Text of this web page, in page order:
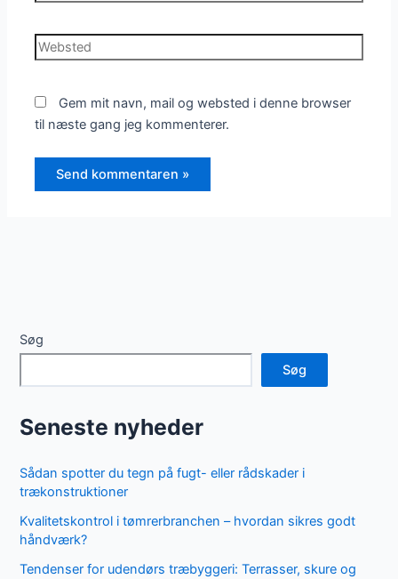
Websted
Gem mit navn, mail og websted i denne browser
til næste gang jeg kommenterer.
Søg
Søg
Seneste nyheder
Sådan spotter du tegn på fugt- eller rådskader i
trækonstruktioner
Kvalitetskontrol i tømrerbranchen – hvordan sikres godt
håndværk?
Tendenser for udendørs træbyggeri: Terrasser, skure og